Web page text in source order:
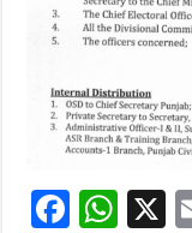
F
W X